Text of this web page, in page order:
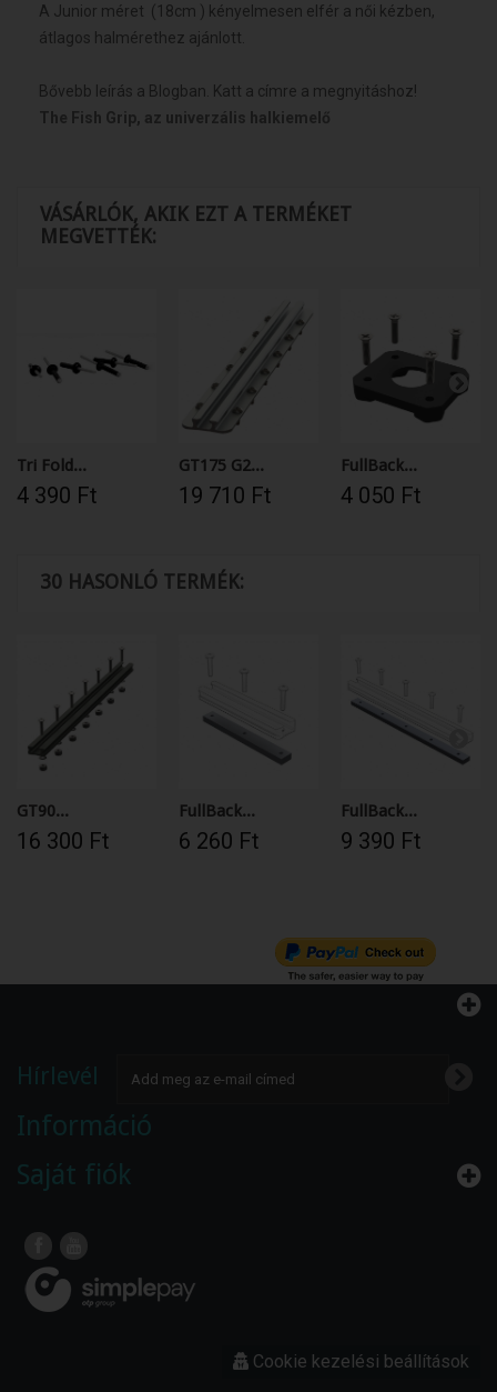
A Junior méret (18cm ) kényelmesen elfér a női kézben,
átlagos halmérethez ajánlott.
Bővebb leírás a Blogban. Katt a címre a megnyitáshoz!
The Fish Grip, az univerzális halkiemelő
VÁSÁRLÓK, AKIK EZT A TERMÉKET
MEGVETTÉK:
Tri Fold...
4 390 Ft‎
GT175 G2...
19 710 Ft‎
FullBack...
4 050 Ft‎
30 HASONLÓ TERMÉK:
GT90...
16 300 Ft‎
FullBack...
6 260 Ft‎
FullBack...
9 390 Ft‎
Hírlevél
Információ
Saját fiók
Cookie kezelési beállítások